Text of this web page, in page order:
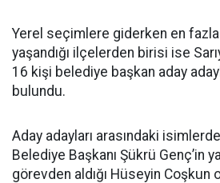
Yerel seçimlere giderken en fazla
yaşandığı ilçelerden birisi ise
16 kişi belediye başkan aday
bulundu.
Aday adayları arasındaki
Belediye Başkanı Şükrü Genç’in
görevden aldığı Hüseyin Coşkun